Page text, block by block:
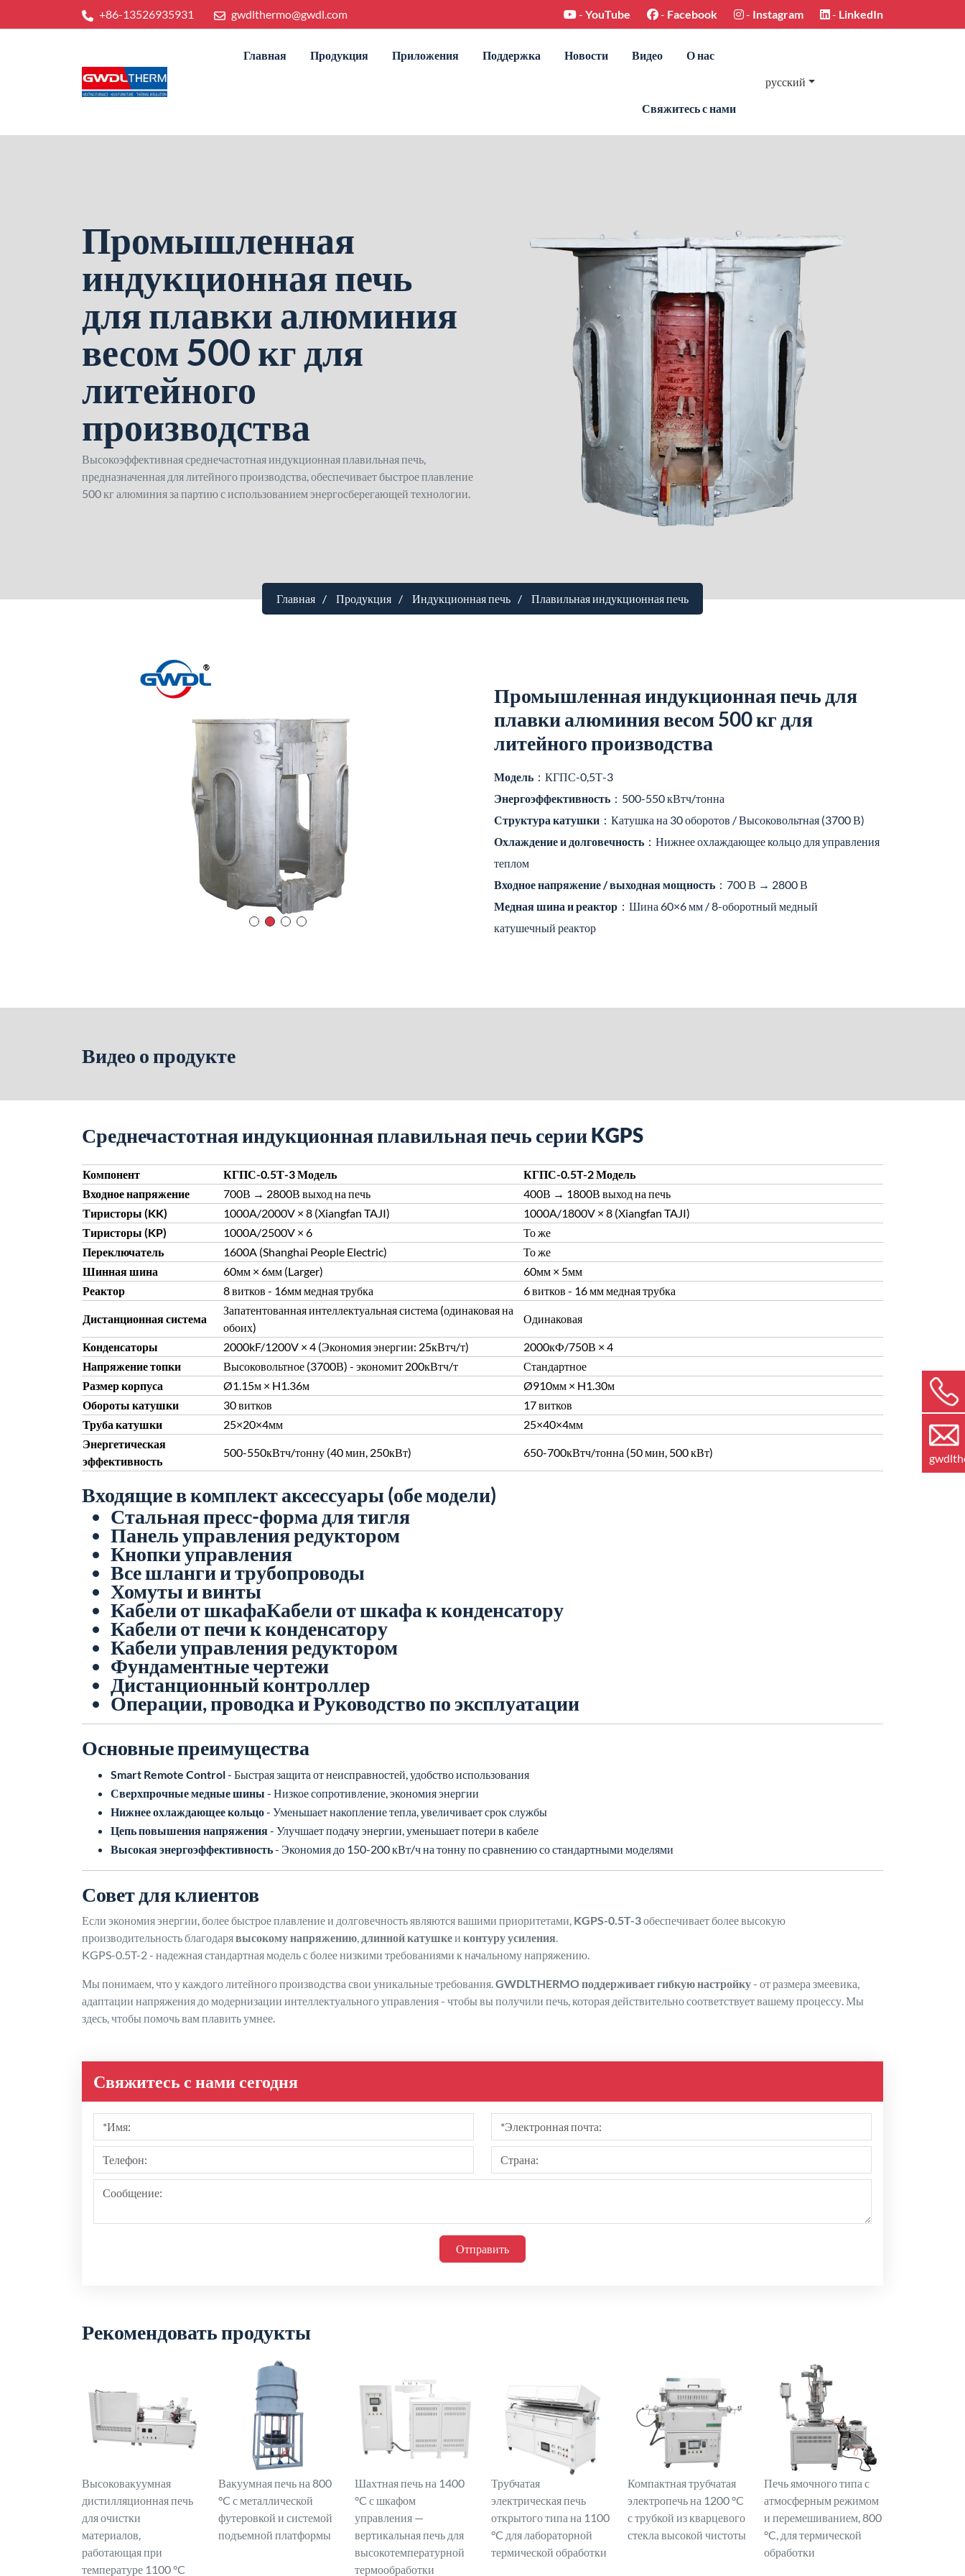
+86-13526935931 gwdlthermo@gwdl.com - YouTube - Facebook - Instagram - LinkedIn
Главная Продукция Приложения Поддержка Новости Видео О нас
Свяжитесь с нами
русский
Промышленная
индукционная печь
для плавки алюминия
весом 500 кг для
литейного
производства
Высокоэффективная среднечастотная индукционная плавильная печь,
предназначенная для литейного производства, обеспечивает быстрое плавление
500 кг алюминия за партию с использованием энергосберегающей технологии.
Главная Продукция Индукционная печь Плавильная индукционная печь
Промышленная индукционная печь для
плавки алюминия весом 500 кг для
литейного производства
Модель ：КГПС-0,5Т-3
Энергоэффективность ：500-550 кВтч/тонна
Структура катушки ：Катушка на 30 оборотов / Высоковольтная (3700 В)
Охлаждение и долговечность ：Нижнее охлаждающее кольцо для управления
теплом
Входное напряжение / выходная мощность ：700 В → 2800 В
Медная шина и реактор ：Шина 60×6 мм / 8-оборотный медный
катушечный реактор
Видео о продукте
Среднечастотная индукционная плавильная печь серии KGPS
Компонент КГПС-0.5Т-3 Модель
КГПС-0.5T-2 Модель
Входное напряжение
700В → 2800В выход на печь
400В → 1800В выход на печь
Тиристоры (KK)
1000A/2000V × 8 (Xiangfan TAJI)
1000A/1800V × 8 (Xiangfan TAJI)
Тиристоры (KP)
1000A/2500V × 6
То же
Переключатель
1600A (Shanghai People Electric)
То же
Шинная шина
60мм × 6мм (Larger)
60мм × 5мм
Реактор
8 витков - 16мм медная трубка 6 витков - 16 мм медная трубка
Дистанционная система
Запатентованная интеллектуальная система (одинаковая на
обоих)
Одинаковая
Конденсаторы 2000kF/1200V × 4 (Экономия энергии: 25кВтч/т)
2000кФ/750В × 4
Напряжение топки
Высоковольтное (3700В) - экономит 200кВтч/т
Стандартное
Размер корпуса
Ø1.15м × H1.36м
Ø910мм × H1.30м
Обороты катушки
30 витков
17 витков
Труба катушки
25×20×4мм
25×40×4мм
Энергетическая
эффективность
500-550кВтч/тонну (40 мин, 250кВт) 650-700кВтч/тонна (50 мин, 500 кВт)
Входящие в комплект аксессуары (обе модели)
Стальная пресс-форма для тигля
Панель управления редуктором
Кнопки управления
Все шланги и трубопроводы
Хомуты и винты
Кабели от шкафаКабели от шкафа к конденсатору
Кабели от печи к конденсатору
Кабели управления редуктором
Фундаментные чертежи
Дистанционный контроллер
Операции, проводка и Руководство по эксплуатации
Основные преимущества
Smart Remote Control- Быстрая защита от неисправностей, удобство использования
Сверхпрочные медные шины - Низкое сопротивление, экономия энергии
Нижнее охлаждающее кольцо- Уменьшает накопление тепла, увеличивает срок службы
Цепь повышения напряжения- Улучшает подачу энергии, уменьшает потери в кабеле
Высокая энергоэффективность- Экономия до 150-200 кВт/ч на тонну по сравнению со стандартными моделями
Совет для клиентов
Если экономия энергии, более быстрое плавление и долговечность являются вашими приоритетами, KGPS-0.5T-3обеспечивает более высокую
производительность благодарявысокому напряжению, длинной катушкеи контуру усиления.
KGPS-0.5T-2 - надежная стандартная модель с более низкими требованиями к начальному напряжению.
Мы понимаем, что у каждого литейного производства свои уникальные требования.GWDLTHERMO поддерживает гибкую настройку- от размера змеевика,
адаптации напряжения до модернизации интеллектуального управления - чтобы вы получили печь, которая действительно соответствует вашему процессу. Мы
здесь, чтобы помочь вам плавить умнее.
Свяжитесь с нами сегодня
Отправить
Рекомендовать продукты
Высоковакуумная
дистилляционная печь
для очистки
материалов,
работающая при
температуре 1100 °C
Вакуумная печь на 800
°C с металлической
футеровкой и системой
подъемной платформы
Шахтная печь на 1400
°C с шкафом
управления —
вертикальная печь для
высокотемпературной
термообработки
Трубчатая
электрическая печь
открытого типа на 1100
°C для лабораторной
термической обработки
Компактная трубчатая
электропечь на 1200 °C
с трубкой из кварцевого
стекла высокой чистоты
Печь ямочного типа с
атмосферным режимом
и перемешиванием, 800
°C, для термической
обработки